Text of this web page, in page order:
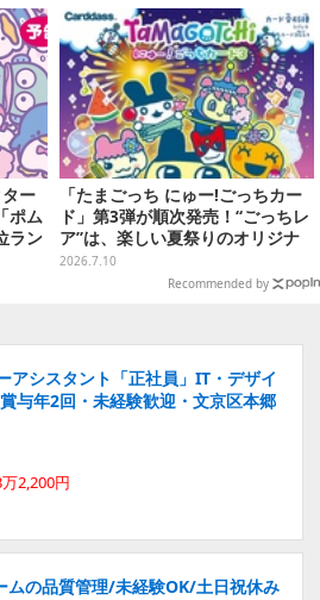
ー
ポム
ラン
画
「たまごっち にゅー!ごっちカー
ド」第3弾が順次発売！“ごっちレ
ア”は、楽しい夏祭りのオリジナ
ルアートに
2026.7.10
Recommended by
アシスタント「正社員」IT・デザイ
与年2回・未経験歓迎・文京区本郷
2,200円
ムの品質管理/未経験OK/土日祝休み